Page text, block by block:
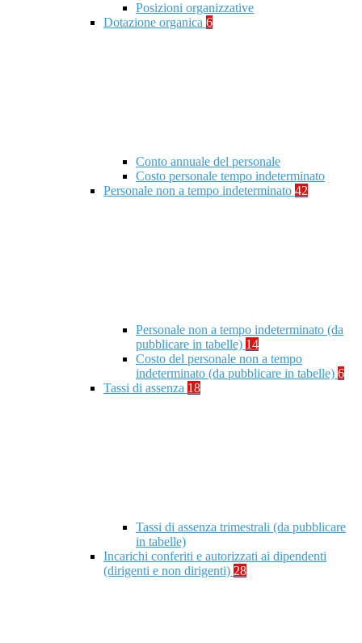
Posizioni organizzative
Dotazione organica 6
Conto annuale del personale
Costo personale tempo indeterminato
Personale non a tempo indeterminato 42
Personale non a tempo indeterminato (da
pubblicare in tabelle) 14
Costo del personale non a tempo
indeterminato (da pubblicare in tabelle) 6
Tassi di assenza 18
Tassi di assenza trimestrali (da pubblicare
in tabelle)
Incarichi conferiti e autorizzati ai dipendenti
(dirigenti e non dirigenti) 28